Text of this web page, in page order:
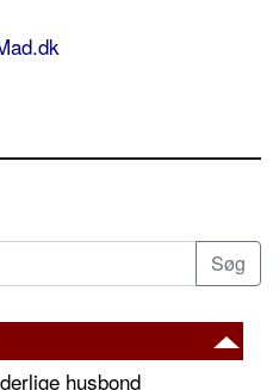
husbond